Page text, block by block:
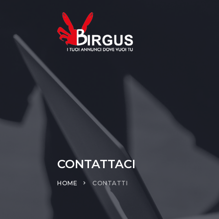
CONTATTACI
HOME CONTATTI